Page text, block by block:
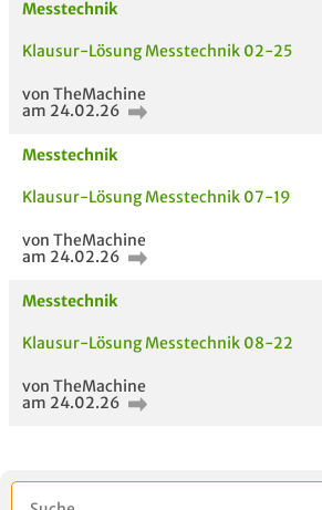
Messtechnik
Klausur-Lösung Messtechnik 02-25
von TheMachine
am 24.02.26
Messtechnik
Klausur-Lösung Messtechnik 07-19
von TheMachine
am 24.02.26
Messtechnik
Klausur-Lösung Messtechnik 08-22
von TheMachine
am 24.02.26